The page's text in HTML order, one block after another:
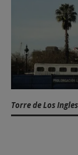
Torre de Los